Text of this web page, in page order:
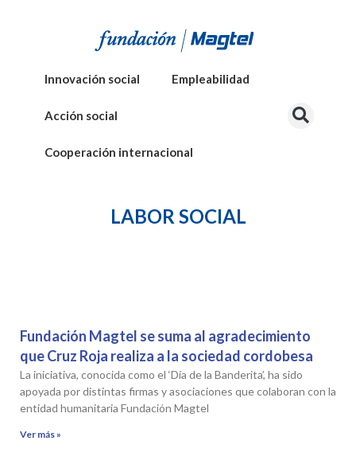
Innovación social Empleabilidad
Acción social
Cooperación internacional
LABOR SOCIAL
Fundación Magtel se suma al agradecimiento
que Cruz Roja realiza a la sociedad cordobesa
La iniciativa, conocida como el ‘Día de la Banderita’, ha sido
apoyada por distintas firmas y asociaciones que colaboran con la
entidad humanitaria Fundación Magtel
Ver más »